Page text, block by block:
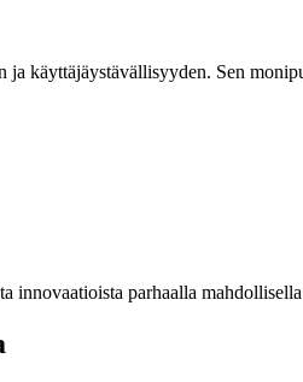
käyttäjäystävällisyyden. Sen
innovaatioista parhaalla